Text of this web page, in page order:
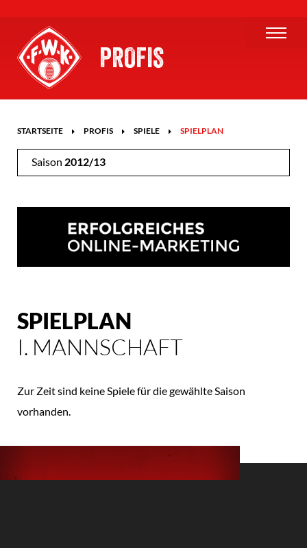
PROFIS
STARTSEITE PROFIS SPIELE SPIELPLAN
Saison 2012/13
SPIELPLAN
I. MANNSCHAFT
Zur Zeit sind keine Spiele für die gewählte Saison
vorhanden.